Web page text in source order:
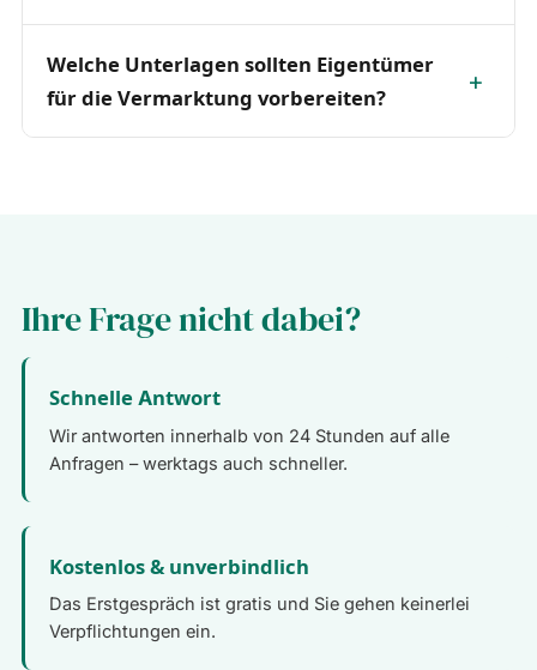
Welche Unterlagen sollten Eigentümer
für die Vermarktung vorbereiten?
Ihre Frage nicht dabei?
Schnelle Antwort
Wir antworten innerhalb von 24 Stunden auf alle
Anfragen – werktags auch schneller.
Kostenlos & unverbindlich
Das Erstgespräch ist gratis und Sie gehen keinerlei
Verpflichtungen ein.